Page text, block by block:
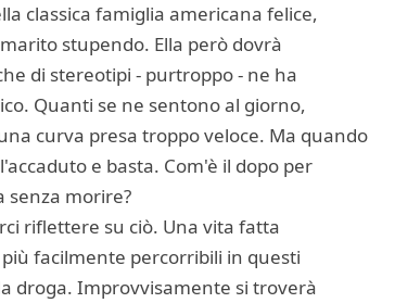
classica famiglia americana felice,
stupendo. Ella però dovrà
di stereotipi - purtroppo - ne ha
Quanti se ne sentono al giorno,
curva presa troppo veloce. Ma quando
e basta. Com'è il dopo per
senza morire?
riflettere su ciò. Una vita fatta
facilmente percorribili in questi
droga. Improvvisamente si troverà